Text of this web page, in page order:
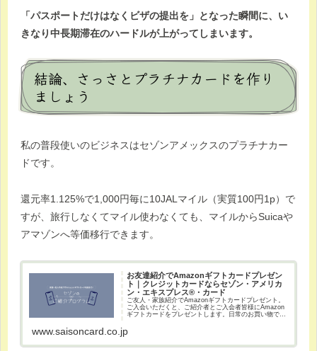
「パスポートだけはなくビザの提出を」となった瞬間に、い
きなり中長期滞在のハードルが上がってしまいます。
結論、さっさとプラチナカードを作り
ましょう
私の普段使いのビジネスはセゾンアメックスのプラチナカー
ドです。
還元率1.125%で1,000円毎に10JALマイル（実質100円1p）で
すが、旅行しなくてマイル使わなくても、マイルからSuicaや
アマゾンへ等価移行できます。
お友達紹介でAmazonギフトカードプレゼン
ト｜クレジットカードならセゾン・アメリカ
ン・エキスプレス®・カード
ご友人・家族紹介でAmazonギフトカードプレゼント。
ご入会いただくと、ご紹介者とご入会者皆様にAmazon
ギフトカードをプレゼントします。日常のお買い物で貯
ャーなど様々な優待・特典が豊富。...
www.saisoncard.co.jp